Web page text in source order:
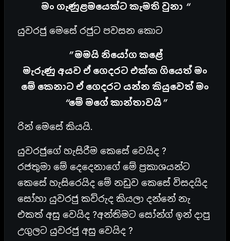
මං ගැණුළමයෙක්ට කැමති වුනා “
යුවරජු මෙසේ රජුට පවසන කොට
” මමයි නියෝග කළේ
මැරුණු අයව ඒ ගෙදරට එක්ක ගියෙත් මං
මේ කෙනාට ඒ ගෙදරට යන්න කියුවෙත් මං
“මේ මගේ කාන්තාවයි”
රින් මෙසේ කියයි.
යුවරජුගේ හැසිරීම කෙසේ වෙයිද ?
රජතුමා මේ දෙදෙනාගේ මේ ප්‍රකාශයන්ට
කෙසේ හැසිරෙයිද මේ නඩුව කෙසේ විසදයිද
සෝහා යුවරජු කව්රුද කියලා දන්නේ නැ
එකත් අසු වෙයිද ?අන්තිමට සෝන්ග් ඉන් දාපු
උගුලට යුවරජු අසු වෙයිද ?